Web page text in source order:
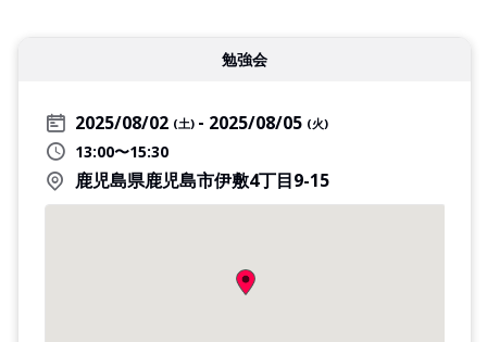
勉強会
2025/08/02 (土) 2025/08/05 (火)
13:00〜15:30
鹿児島県鹿児島市伊敷4丁目9-15